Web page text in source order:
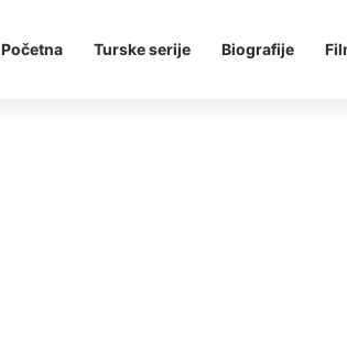
Početna Turske serije Biografije